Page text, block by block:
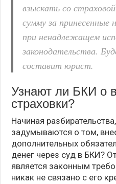
взыскать со
сумму за принесенные
при ненадлежащем
законодательства.
составит юрист.
Узнают ли БКИ о
страховки?
Начиная
задумываются о том,
дополнительных
денег через суд в БКИ?
является законным
никак не связано с его